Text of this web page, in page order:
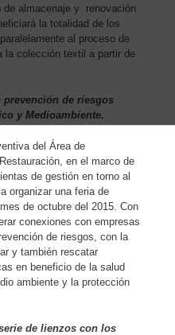
de almacenaje y renovación
la totalidad de los
al proceso de
la colección textil a partir de
prevención de riesgos
y Medioambiente.
del Área de
en el marco de
de gestión en torno al
organizar una feria de
de octubre del 2015. Con
conexiones con empresas
de riesgos, con la
y también rescatar
en beneficio de la salud
ambiente y la protección
de lienzos con los